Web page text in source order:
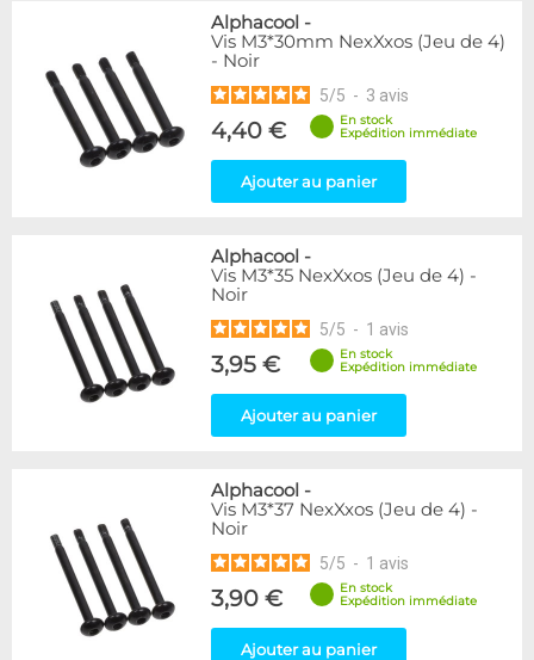
Alphacool -
Vis M3*30mm NexXxos (Jeu de 4)
- Noir
5/5 - 3 avis
4,40 €
En stock
Expédition immédiate
Ajouter au panier
Alphacool -
Vis M3*35 NexXxos (Jeu de 4) -
Noir
5/5 - 1 avis
3,95 €
En stock
Expédition immédiate
Ajouter au panier
Alphacool -
Vis M3*37 NexXxos (Jeu de 4) -
Noir
5/5 - 1 avis
3,90 €
En stock
Expédition immédiate
Ajouter au panier